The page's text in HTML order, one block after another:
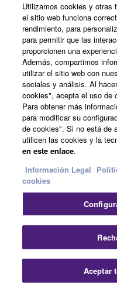
Soportes en U que
en configuraciones
DZR12W/12-DW,
Peso neto:
Compatible
DW, CZR12,
Acabado
Utilizamos cookies y otras
el sitio web funciona
rendimiento, para
para permitir que las
proporcionen una
Además, compartimos
utilizar el sitio web con
sociales y análisis. Al
cookies", acepta el uso de
Para obtener más
para modificar su
de cookies". Si no está de
utilicen las cookies y la
en este enlace.
Información Legal
cookies
Aceptar